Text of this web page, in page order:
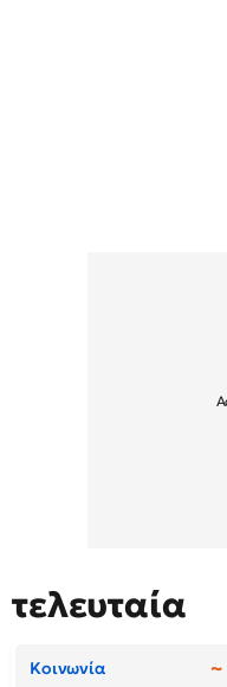
τελευταία
Κοινωνία